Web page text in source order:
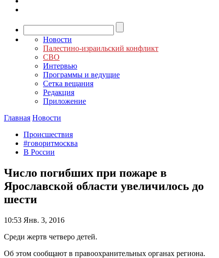
Новости
Палестино-израильский конфликт
СВО
Интервью
Программы и ведущие
Сетка вещания
Редакция
Приложение
Главная Новости
Происшествия
#говоритмосква
В России
Число погибших при пожаре в
Ярославской области увеличилось до
шести
10:53 Янв. 3, 2016
Среди жертв четверо детей.
Об этом сообщают в правоохранительных органах региона.